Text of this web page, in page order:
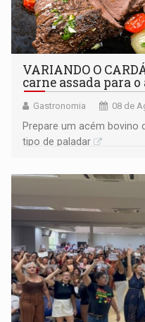
VARIANDO O
carne assada para
Gastronomia 08 de
Prepare um acém bovino
tipo de paladar